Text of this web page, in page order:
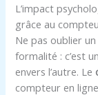
L’impact
grâce au
Ne pas oublier
formalité : c’est
envers l’autre. Le
compteur en